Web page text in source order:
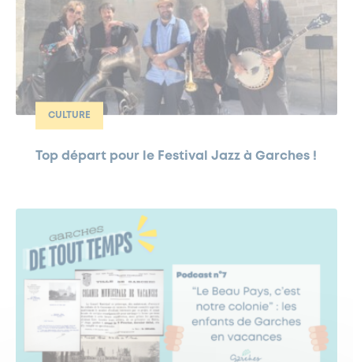
CULTURE
Top départ pour le Festival Jazz à Garches !